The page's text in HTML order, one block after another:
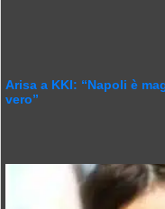
Arisa a KKI: “Napoli è
vero”